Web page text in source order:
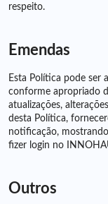
respeito.
Emendas
Esta Política pode ser
conforme apropriado
atualizações,
desta Política,
notificação,
fizer login no
Outros